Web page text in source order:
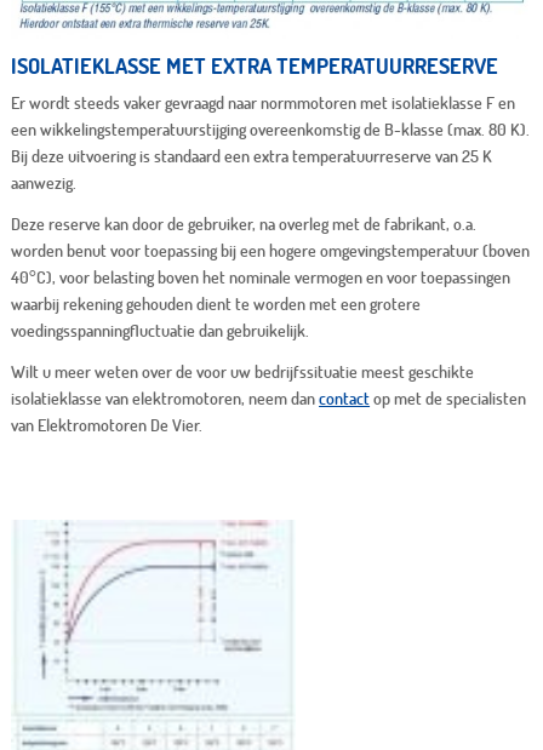
ISOLATIEKLASSE MET EXTRA TEMPERATUURRESERVE
Er wordt steeds vaker gevraagd naar normmotoren met isolatieklasse F en
een wikkelingstemperatuurstijging overeenkomstig de B-klasse (max. 80 K).
Bij deze uitvoering is standaard een extra temperatuurreserve van 25 K
aanwezig.
Deze reserve kan door de gebruiker, na overleg met de fabrikant, o.a.
worden benut voor toepassing bij een hogere omgevingstemperatuur (boven
40°C), voor belasting boven het nominale vermogen en voor toepassingen
waarbij rekening gehouden dient te worden met een grotere
voedingsspanningfluctuatie dan gebruikelijk.
Wilt u meer weten over de voor uw bedrijfssituatie meest geschikte
isolatieklasse van elektromotoren, neem dancontactop met de specialisten
van Elektromotoren De Vier.